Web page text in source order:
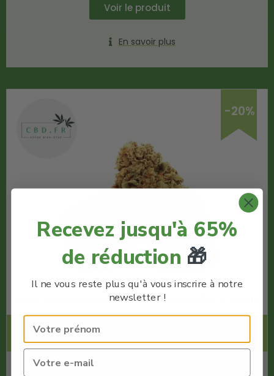
Voir le produit
En savoir plus
-20%
Fleur White Widow CBD Greenhouse 15% – CBDfr
Code Promo -20% :
LACREMEDUCBD
Recevez jusqu'à 65%
de réduction 🎁
Il ne vous reste plus qu'à vous inscrire à notre
newsletter !